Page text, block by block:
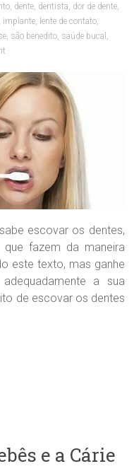
dente dentista dor de dente
implante lente de contato
são benedito saúde bucal
escovar os dentes,
fazem da maneira
este texto, mas ganhe
a sua
de escovar os dentes
e a Cárie